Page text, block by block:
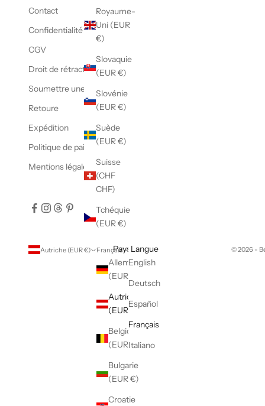
Royaume-
Uni (EUR
€)
Slovaquie
(EUR €)
Slovénie
(EUR €)
Suède
(EUR €)
Suisse
(CHF
CHF)
Tchéquie
(EUR €)
Contact
Confidentialité des données
CGV
Droit de rétractation
Soumettre une révocation
Retoure
Expédition
Politique de paiement
Mentions légales
Autriche (EUR €)
Pays
Allemagne
Autriche
(EUR €)
Belgique
(EUR €)
Bulgarie
(EUR €)
Croatie
Français
Langue
English
Deutsch
Español
Français
Italiano
© 2026 -